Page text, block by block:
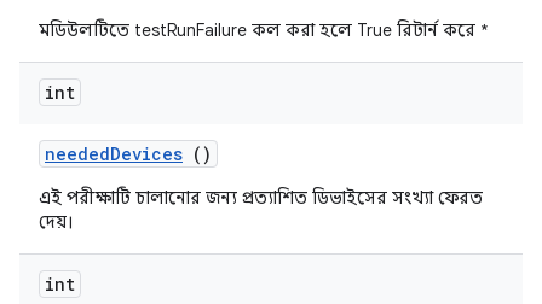
মডিউলটিতে testRunFailure কল করা হলে True রিটার্ন করে *
int
neededDevices ()
এই পরীক্ষাটি চালানোর জন্য প্রত্যাশিত ডিভাইসের সংখ্যা ফেরত
দেয়।
int